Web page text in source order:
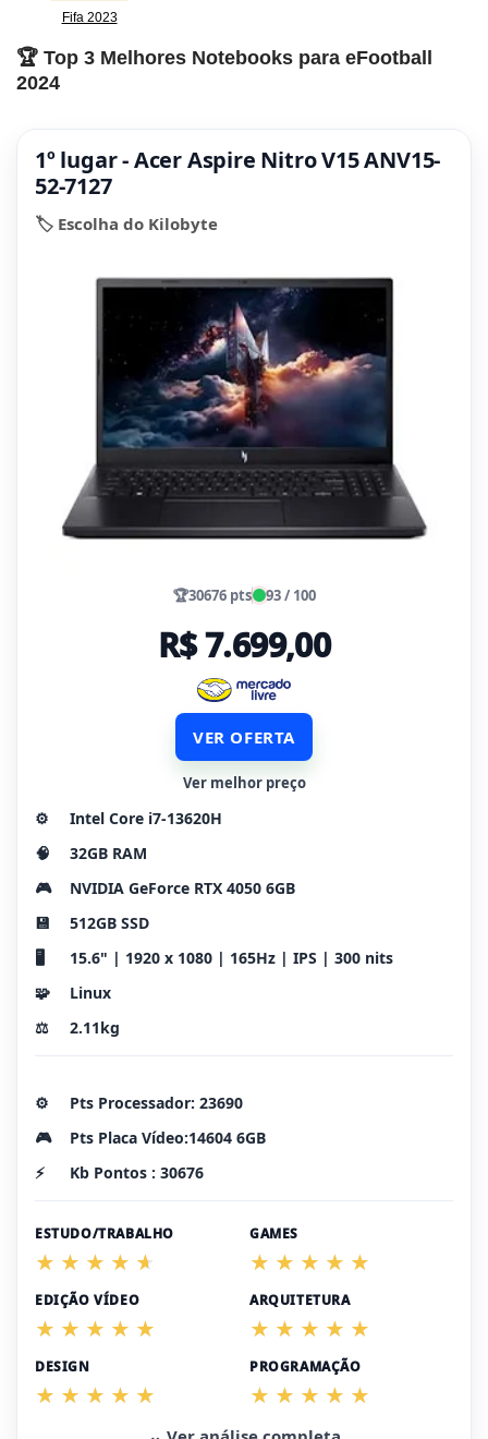
Fifa 2023
🏆 Top 3 Melhores Notebooks para eFootball
2024
1º lugar - Acer Aspire Nitro V15 ANV15-
52-7127
🏷️ Escolha do Kilobyte
🏆30676 pts 93 / 100
R$ 7.699,00
VER OFERTA
Ver melhor preço
⚙️
Intel Core i7-13620H
🧠
32GB RAM
🎮
NVIDIA GeForce RTX 4050 6GB
💾
512GB SSD
🖥️
15.6" | 1920 x 1080 | 165Hz | IPS | 300 nits
🧩
Linux
⚖️
2.11kg
⚙️
Pts Processador: 23690
🎮
Pts Placa Vídeo:14604 6GB
⚡
Kb Pontos : 30676
ESTUDO/TRABALHO GAMES
EDIÇÃO VÍDEO ARQUITETURA
DESIGN PROGRAMAÇÃO